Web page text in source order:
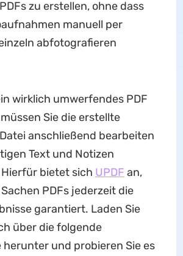
zu erstellen, ohne dass
manuell per
abfotografieren
wirklich umwerfendes PDF
Sie die erstellte
anschließend bearbeiten
Text und Notizen
bietet sich UPDF an,
PDFs jederzeit die
garantiert. Laden Sie
über die folgende
und probieren Sie es